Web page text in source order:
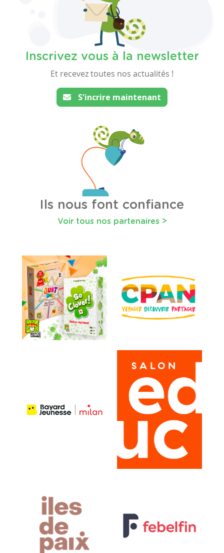
Inscrivez vous à la newsletter
Et recevez toutes nos actualités !
S'incrire maintenant
Ils nous font confiance
Voir tous nos partenaires >